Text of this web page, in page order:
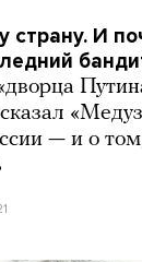
страну. И
— и о